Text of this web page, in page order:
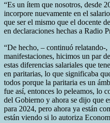
“Es un ítem que nosotros, desde
incorpore nuevamente en el
que ser el mismo que el docente
en declaraciones hechas a Radio
“De hecho, – continuó relatando-
manifestaciones, hicimos un par
estas diferencias salariales que
en paritarias, lo que significaba
todos porque la paritaria es un
fue así, entonces lo peleamos, lo
del Gobierno y ahora se dijo que
para 2024, pero ahora ya están
están viendo si lo autoriza